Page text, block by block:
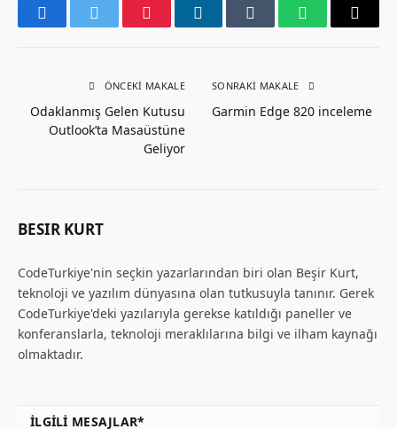
FacebookTwitter PinterestLinkedInTumblr WhatsAppEmail
ÖNCEKI MAKALE
Odaklanmış Gelen Kutusu
Outlook’ta Masaüstüne
Geliyor
SONRAKI MAKALE
Garmin Edge 820 inceleme
BESIR KURT
CodeTurkiye'nin seçkin yazarlarından biri olan Beşir Kurt,
teknoloji ve yazılım dünyasına olan tutkusuyla tanınır. Gerek
CodeTurkiye'deki yazılarıyla gerekse katıldığı paneller ve
konferanslarla, teknoloji meraklılarına bilgi ve ilham kaynağı
olmaktadır.
İLGILI MESAJLAR*